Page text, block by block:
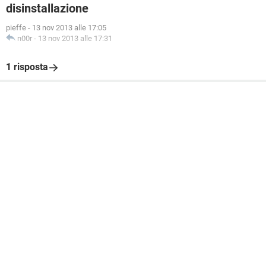
disinstallazione
pieffe - 13 nov 2013 alle 17:05
n00r - 13 nov 2013 alle 17:31
1 risposta